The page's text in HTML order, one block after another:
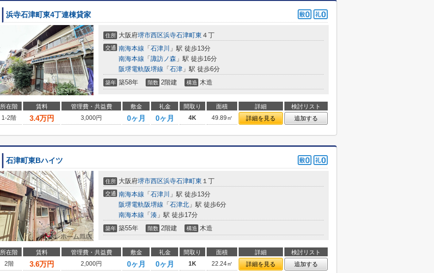
浜寺石津町東4丁連棟貸家
住所 大阪府堺市西区浜寺石津町東 ４丁
交通 南海本線 「 石津川 」駅 徒歩13分
南海本線 「 諏訪ノ森 」駅 徒歩16分
阪堺電軌阪堺線 「 石津 」駅 徒歩6分
築年 築58年 階数 2階建 構造 木造
所在階 賃料 管理費・共益費 敷金 礼金 間取り 面積 詳細
検討リスト
1-2階
3.4万円 3,000円 0ヶ月 0ヶ月 4K 49.89㎡ 詳細を見る 追加する
石津町東Bハイツ
住所 大阪府堺市西区浜寺石津町東 １丁
交通 南海本線 「 石津川 」駅 徒歩13分
阪堺電軌阪堺線 「 石津北 」駅 徒歩6分
南海本線 「 湊 」駅 徒歩17分
築年 築55年 階数 2階建 構造 木造
所在階 賃料 管理費・共益費 敷金 礼金 間取り 面積 詳細
検討リスト
2階
3.6万円 2,000円 0ヶ月 0ヶ月 1K 22.24㎡ 詳細を見る 追加する